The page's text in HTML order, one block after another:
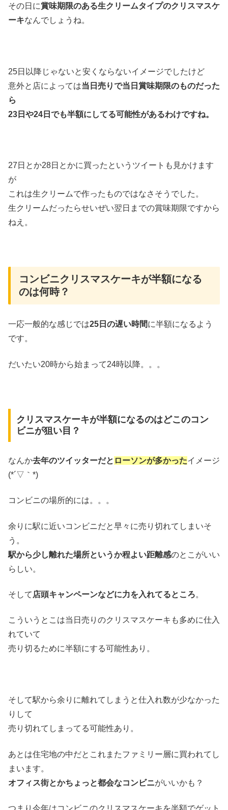
その日に賞味期限のある生クリームタイプのクリスマスケ
ーキなんでしょうね。
25日以降じゃないと安くならないイメージでしたけど
意外と店によっては当日売りで当日賞味期限のものだった
ら
23日や24日でも半額にしてる可能性があるわけですね。
27日とか28日とかに買ったというツイートも見かけます
が
これは生クリームで作ったものではなさそうでした。
生クリームだったらせいぜい翌日までの賞味期限ですから
ねえ。
コンビニクリスマスケーキが半額になる
のは何時？
一応一般的な感じでは25日の遅い時間に半額になるよう
です。
だいたい20時から始まって24時以降。。。
クリスマスケーキが半額になるのはどこのコン
ビニが狙い目？
なんか去年のツイッターだと ローソンが多かったイメージ
(*´▽｀*)
コンビニの場所的には。。。
余りに駅に近いコンビニだと早々に売り切れてしまいそ
う。
駅から少し離れた場所というか程よい距離感のとこがいい
らしい。
そして 店頭キャンペーンなどに力を入れてるところ。
こういうとこは当日売りのクリスマスケーキも多めに仕入
れていて
売り切るために半額にする可能性あり。
そして駅から余りに離れてしまうと仕入れ数が少なかった
りして
売り切れてしまってる可能性あり。
あとは住宅地の中だとこれまたファミリー層に買われてし
まいます。
オフィス街とかちょっと都会なコンビニがいいかも？
つまり今年はコンビニのクリスマスケーキを半額でゲット